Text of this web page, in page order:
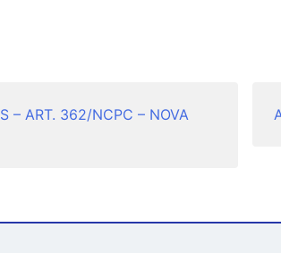
– ART. 362/NCPC – NOVA